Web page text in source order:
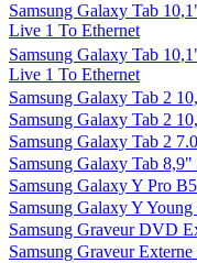
Samsung Galaxy Tab
Live 1 To Ethernet
Samsung Galaxy Tab
Live 1 To Ethernet
Samsung Galaxy Tab 2
Samsung Galaxy Tab 2
Samsung Galaxy Tab 2
Samsung Galaxy Tab
Samsung Galaxy Y Pro
Samsung Galaxy Y
Samsung Graveur DVD
Samsung Graveur